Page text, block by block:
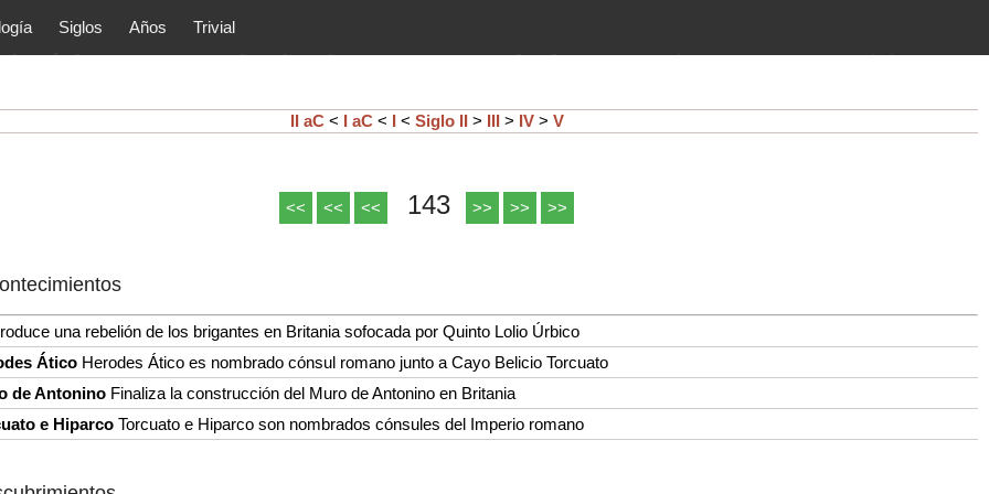
y principales acontecimientos (guerras, gobiernos,
arte, cultura, etc.) de la historia de la humanidad desde el
Siglos Años Trivial
II aC < I aC < I < Siglo II > III > IV > V
<< << << 143 >> >> >>
una rebelión de los brigantes en Britania sofocada por Quinto Lolio Úrbico
Ático Herodes Ático es nombrado cónsul romano junto a Cayo Belicio Torcuato
de Antonino Finaliza la construcción del Muro de Antonino en Britania
e Hiparco Torcuato e Hiparco son nombrados cónsules del Imperio romano